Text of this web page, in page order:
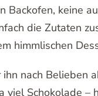
Backofen, keine
die Zutaten
himmlischen
ihn nach Belieben
viel Schokolade –